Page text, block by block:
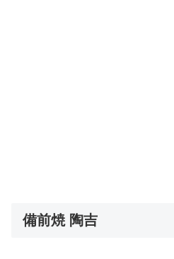
備前焼 陶吉